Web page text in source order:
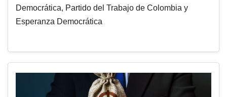
Democrática, Partido del Trabajo de Colombia y
Esperanza Democrática